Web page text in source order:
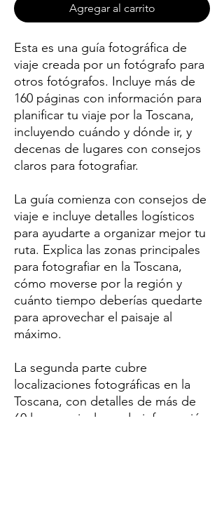
Agregar al carrito
Esta es una guía fotográfica de
viaje creada por un fotógrafo para
otros fotógrafos. Incluye más de
160 páginas con información para
planificar tu viaje por la Toscana,
incluyendo cuándo y dónde ir, y
decenas de lugares con consejos
claros para fotografiar.
La guía comienza con consejos de
viaje e incluye detalles logísticos
para ayudarte a organizar mejor tu
ruta. Explica las zonas principales
para fotografiar en la Toscana,
cómo moverse por la región y
cuánto tiempo deberías quedarte
para aprovechar el paisaje al
máximo.
La segunda parte cubre
localizaciones fotográficas en la
Toscana, con detalles de más de
60 lugares, incluyendo información